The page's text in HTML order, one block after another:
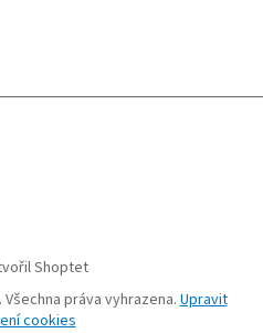
Shoptet
. Všechna práva vyhrazena. Upravit
cookies